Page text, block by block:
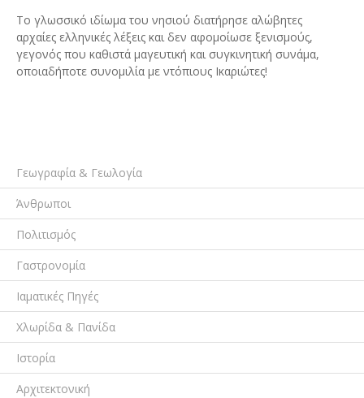
Το γλωσσικό ιδίωμα του νησιού διατήρησε αλώβητες
αρχαίες ελληνικές λέξεις και δεν αφομοίωσε ξενισμούς,
γεγονός που καθιστά μαγευτική και συγκινητική συνάμα,
οποιαδήποτε συνομιλία με ντόπιους Ικαριώτες!
Γεωγραφία & Γεωλογία
Άνθρωποι
Πολιτισμός
Γαστρονομία
Ιαματικές Πηγές
Χλωρίδα & Πανίδα
Ιστορία
Αρχιτεκτονική